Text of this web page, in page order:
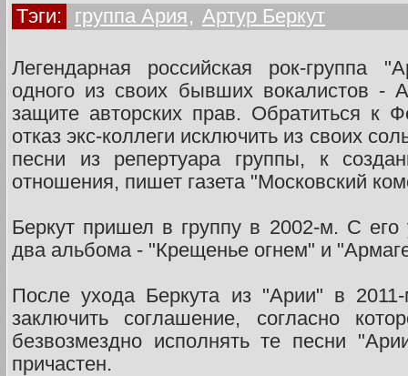
Тэги: группа Ария, Артур Беркут
Легендарная российская рок-группа
одного из своих бывших вокалистов -
защите авторских прав. Обратиться к
отказ экс-коллеги исключить из своих
песни из репертуара группы, к
отношения, пишет газета "Московский
Беркут пришел в группу в 2002-м. С его
два альбома - "Крещенье огнем" и
После ухода Беркута из "Арии" в
заключить соглашение, согласно
безвозмездно исполнять те песни
причастен.